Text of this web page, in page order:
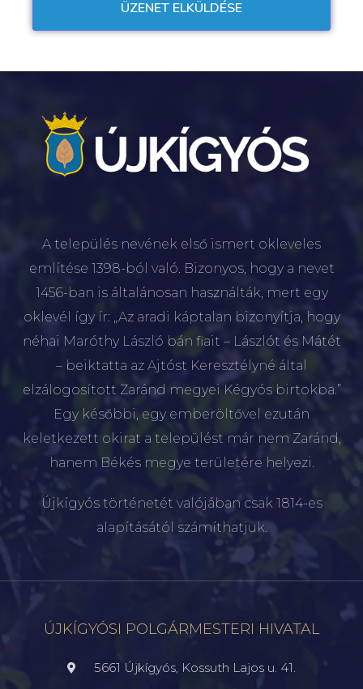
A település nevének első ismert okleveles
említése 1398-ból való. Bizonyos, hogy a nevet
1456-ban is általánosan használták, mert egy
oklevél így ír: „Az aradi káptalan bizonyítja, hogy
néhai Maróthy László bán fiait – Lászlót és Mátét
– beiktatta az Ajtóst Keresztélyné által
elzálogosított Zaránd megyei Kégyós birtokba.”
Egy későbbi, egy emberöltővel ezután
keletkezett okirat a települést már nem Zaránd,
hanem Békés megye területére helyezi.
Újkígyós történetét valójában csak 1814-es
alapításától számíthatjuk.
ÚJKÍGYÓSI POLGÁRMESTERI HIVATAL
5661 Újkígyós, Kossuth Lajos u. 41.